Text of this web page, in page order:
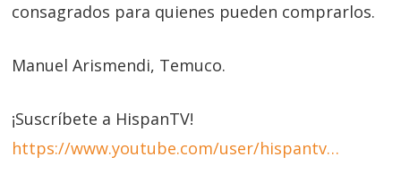
consagrados para quienes pueden comprarlos.
Manuel Arismendi, Temuco.
¡Suscríbete a HispanTV!
https://www.youtube.com/user/hispantv…